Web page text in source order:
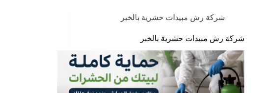
شركة رش مبيدات حشرية بالخبر
شركة رش مبيدات حشرية بالخبر